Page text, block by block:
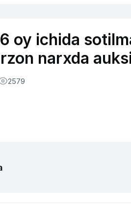
oy ichida
narxda
2579